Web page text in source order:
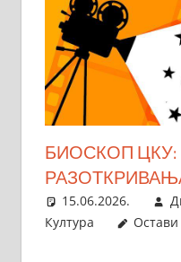
БИОСКОП
15.06.2026.
Култура